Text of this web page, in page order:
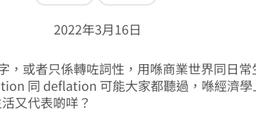
2022年3月16日
，或者只係轉咗詞性，用喺商業世界同日常
同 deflation 可能大家都聽過，喺經濟學
又代表啲咩？